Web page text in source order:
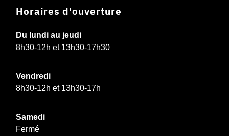
Horaires d'ouverture
Du lundi au jeudi
8h30-12h et 13h30-17h30
Vendredi
8h30-12h et 13h30-17h
Samedi
Fermé